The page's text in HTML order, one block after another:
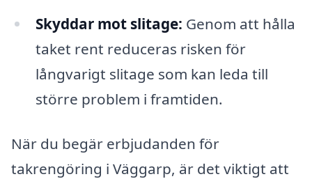
Skyddar mot slitage: Genom att hålla
taket rent reduceras risken för
långvarigt slitage som kan leda till
större problem i framtiden.
När du begär erbjudanden för
takrengöring i Väggarp, är det viktigt att